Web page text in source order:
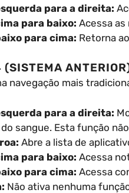
para a direita:
para baixo: Acessa
para cima: Retorna
(SISTEMA
navegação mais
para a direita:
sangue. Esta função
Abre a lista de
para baixo: Acessa
para cima: Acessa
Não ativa nenhuma